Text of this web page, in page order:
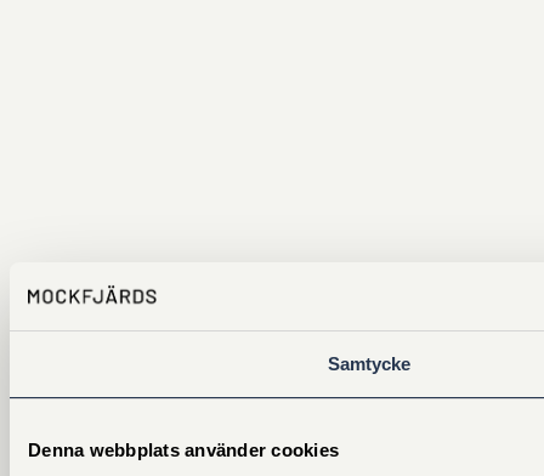
Samtycke
Denna webbplats använder cookies